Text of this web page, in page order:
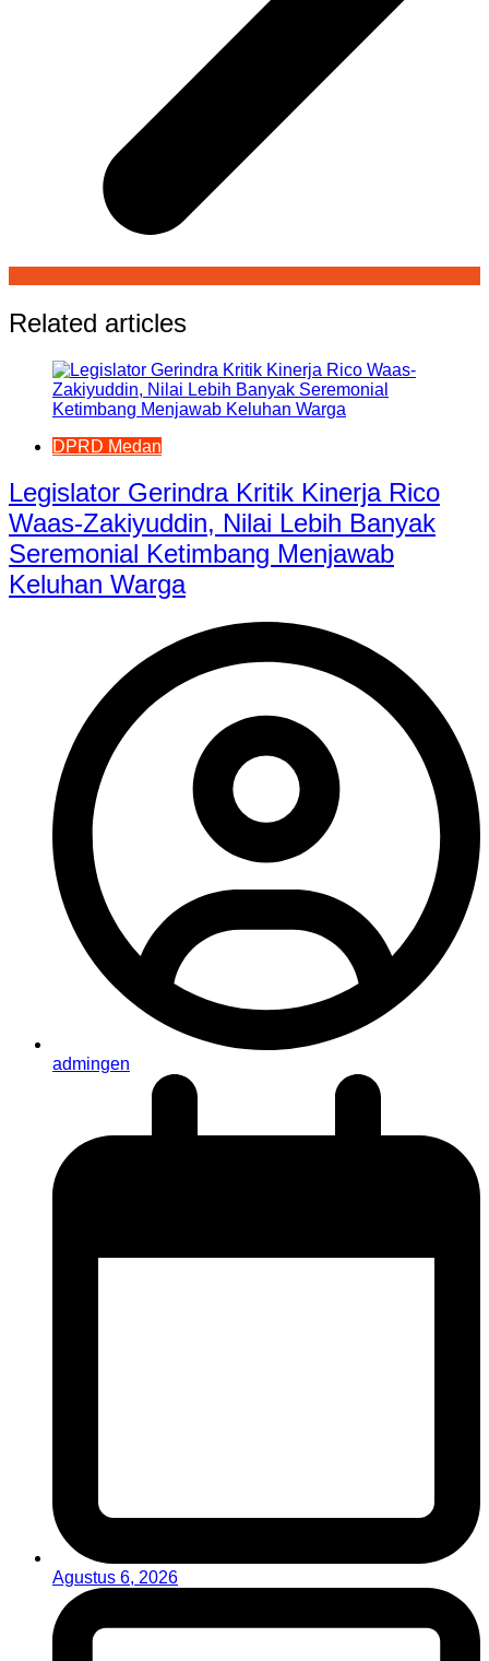
Related articles
DPRD Medan
Legislator Gerindra Kritik Kinerja Rico
Waas-Zakiyuddin, Nilai Lebih Banyak
Seremonial Ketimbang Menjawab
Keluhan Warga
admingen
Agustus 6, 2026